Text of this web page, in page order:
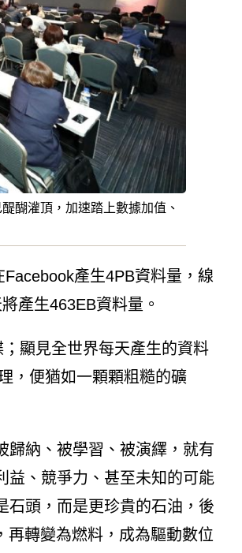
醐灌頂，加速踏上數據加值、
產生4PB資料量，線
產生463EB資料量。
顯見全世界每天產生的資料
，便猶如一顆顆粗糙的礦
歸納、被學習、被演繹，就有
益、競爭力、甚至未知的可能
石頭，而是更珍貴的石油，後
再轉變為燃料，成為驅動數位